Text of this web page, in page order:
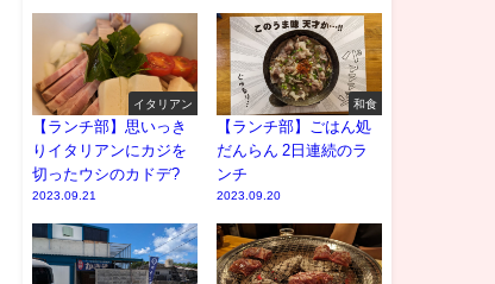
イタリアン
【ランチ部】思いっき
りイタリアンにカジを
切ったウシのカドデ?
2023.09.21
和食
【ランチ部】ごはん処
だんらん 2日連続のラ
ンチ
2023.09.20